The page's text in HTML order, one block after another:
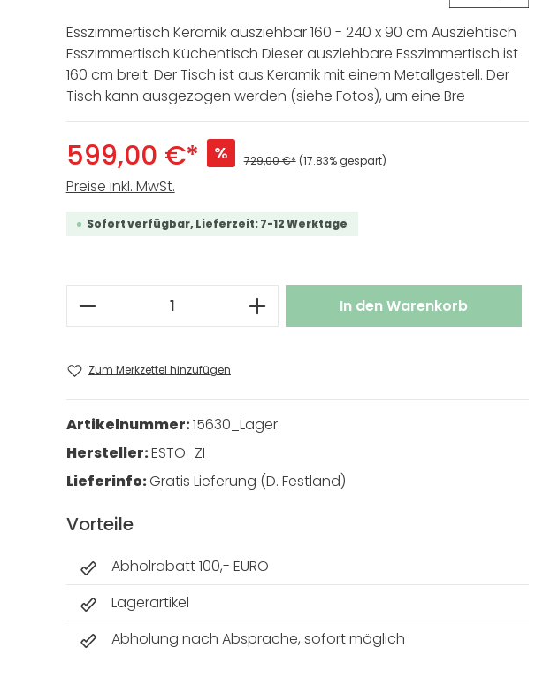
Esszimmertisch Keramik ausziehbar 160 - 240 x 90 cm Ausziehtisch
Esszimmertisch Küchentisch Dieser ausziehbare Esszimmertisch ist
160 cm breit. Der Tisch ist aus Keramik mit einem Metallgestell. Der
Tisch kann ausgezogen werden (siehe Fotos), um eine Bre
599,00 €* % 729,00 €* (17.83% gespart)
Preise inkl. MwSt.
Sofort verfügbar, Lieferzeit: 7-12 Werktage
Produkt Anzahl: Gib den gewünschten
In den Warenkorb
Zum Merkzettel hinzufügen
Artikelnummer:15630_Lager
Hersteller:ESTO_ZI
Lieferinfo:Gratis Lieferung (D. Festland)
Vorteile
Abholrabatt 100,- EURO
Lagerartikel
Abholung nach Absprache, sofort möglich